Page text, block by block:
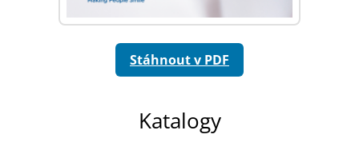
Stáhnout v PDF
Katalogy